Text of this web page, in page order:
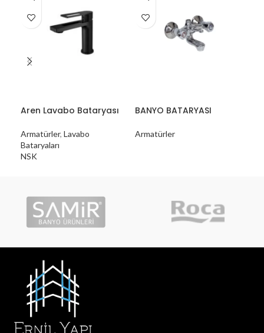
Aren Lavabo Bataryası
Armatürler, Lavabo
Bataryaları
NSK
BANYO BATARYASI
Armatürler